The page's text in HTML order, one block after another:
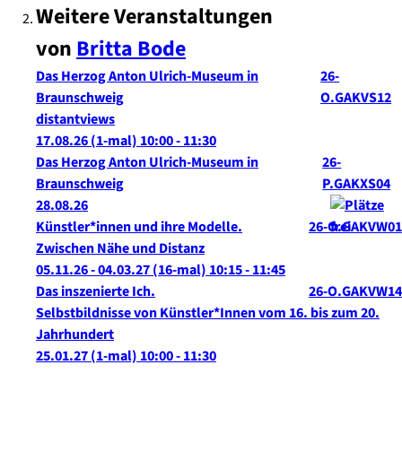
Weitere Veranstaltungen
vonBrittaBode
Das Herzog Anton Ulrich-Museum in
Braunschweig
26-
O.GAKVS12
distantviews
17.08.26(1-mal) 10:00- 11:30
Das Herzog Anton Ulrich-Museum in
Braunschweig
26-
P.GAKXS04
28.08.26
Künstler*innen und ihre Modelle.
26-O.GAKVW01
Zwischen Nähe und Distanz
05.11.26 - 04.03.27(16-mal) 10:15- 11:45
Das inszenierte Ich.
26-O.GAKVW14
Selbstbildnisse von Künstler*Innen vom 16. bis zum 20.
Jahrhundert
25.01.27(1-mal) 10:00- 11:30